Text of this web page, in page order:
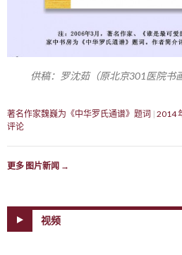
供稿：罗沈茹（原北京301医院
著名作家魏巍为《中华罗氏通谱》题词 2014
评论
更多 图片新闻 →
视频